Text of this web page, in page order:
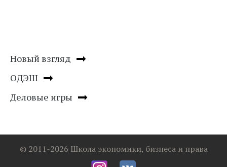
Новый взгляд
ОДЭШ
Деловые игры
© 2011-2026 Школа экономики, бизнеса и права